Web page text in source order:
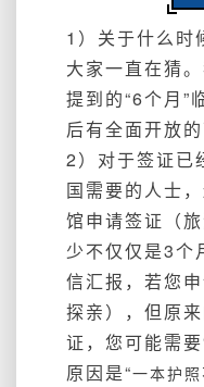
1）关于什么时
大家一直在猜
提到的“6个月”
后有全面开放的
2）对于签证已
国需要的人士
馆申请签证（
少不仅仅是3个
信汇报，若您
探亲），但原
证，您可能需要
原因是“一本护照